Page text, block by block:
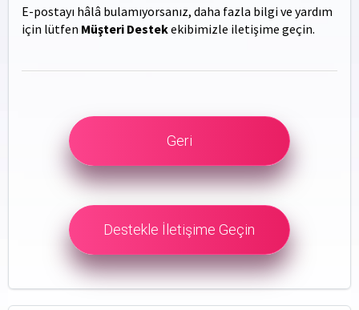
E-postayı hâlâ bulamıyorsanız, daha fazla bilgi ve yardım
için lütfen Müşteri Destekekibimizle iletişime geçin.
Geri
Destekle İletişime Geçin